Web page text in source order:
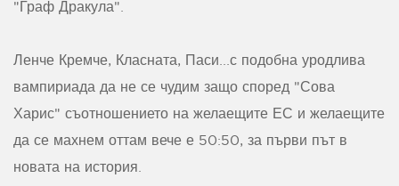
"Граф Дракула".
Ленче Кремче, Класната, Паси...с подобна уродлива
вампириада да не се чудим защо според "Сова
Харис" съотношението на желаещите ЕС и желаещите
да се махнем оттам вече е 50:50, за първи път в
новата на история.